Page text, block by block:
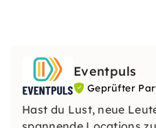
Eventpuls
Geprüfter
Hast du Lust, neue